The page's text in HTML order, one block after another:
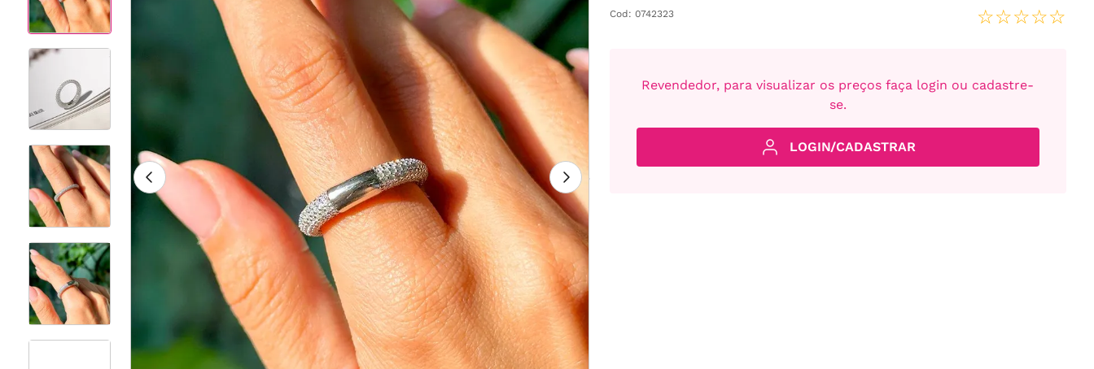
Cod: 0742323 ☆☆☆☆☆
Revendedor, para visualizar os preços faça login ou cadastre-
se.
LOGIN/CADASTRAR